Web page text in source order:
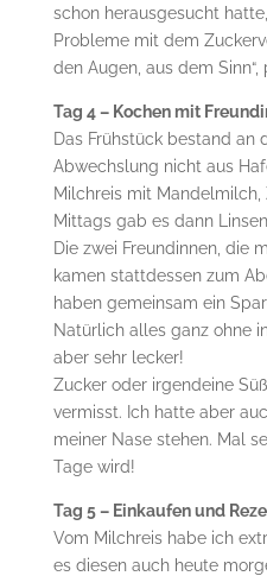
schon herausgesucht
Probleme mit dem
den Augen, aus dem
Tag 4 – Kochen mit
Das Frühstück bestand an
Abwechslung nicht aus
Milchreis mit
Mittags gab es dann
Die zwei Freundinnen, die
kamen stattdessen zum
haben gemeinsam ein
Natürlich alles ganz ohne
aber sehr lecker!
Zucker oder irgendeine
vermisst. Ich hatte aber
meiner Nase stehen. Mal
Tage wird!
Tag 5 – Einkaufen und
Vom Milchreis habe ich
es diesen auch heute